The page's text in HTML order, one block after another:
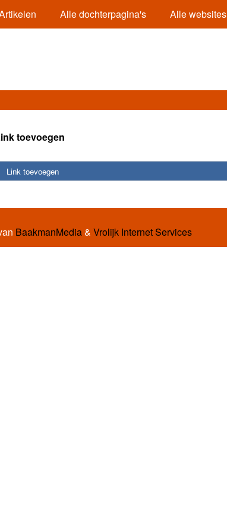
Alle dochterpagina's Alle websites
toevoegen
Link toevoegen
BaakmanMedia& Vrolijk Internet Services